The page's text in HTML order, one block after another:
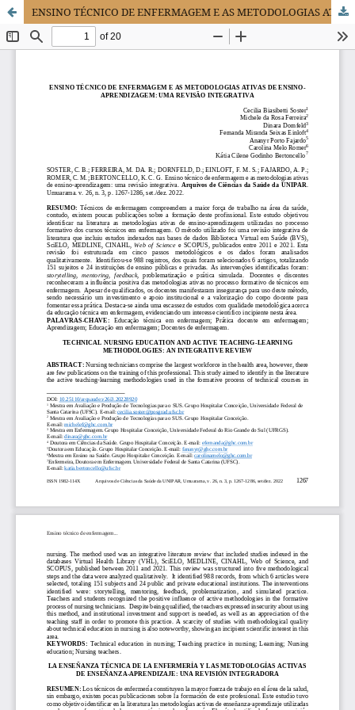
ENSINO TÉCNICO DE ENFERMAGEM E AS METODOLOGIAS ATIVAS DE ENSINO-APRENDIZAGEM: UMA REVISÃO INTEGRATIVA